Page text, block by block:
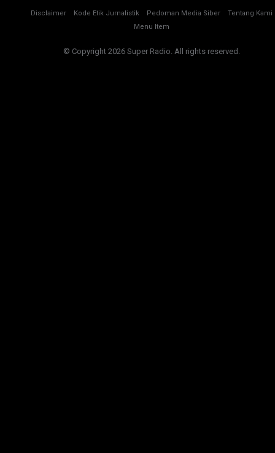
Disclaimer Kode Etik Jurnalistik Pedoman Media Siber
Tentang Kami
Menu Item
© Copyright 2026 Super Radio. All rights reserved.